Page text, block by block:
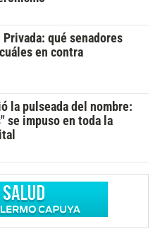
Privada: qué senadores
en contra
la pulseada del nombre:
se impuso en toda la